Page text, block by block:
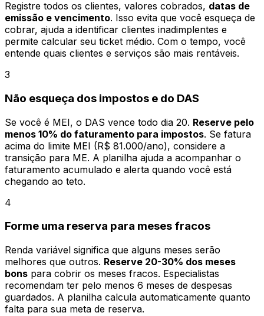
Registre todos os clientes, valores cobrados, datas de
emissão e vencimento. Isso evita que você esqueça de
cobrar, ajuda a identificar clientes inadimplentes e
permite calcular seu ticket médio. Com o tempo, você
entende quais clientes e serviços são mais rentáveis.
3
Não esqueça dos impostos e do DAS
Se você é MEI, o DAS vence todo dia 20. Reserve pelo
menos 10% do faturamento para impostos. Se fatura
acima do limite MEI (R$ 81.000/ano), considere a
transição para ME. A planilha ajuda a acompanhar o
faturamento acumulado e alerta quando você está
chegando ao teto.
4
Forme uma reserva para meses fracos
Renda variável significa que alguns meses serão
melhores que outros. Reserve 20-30% dos meses
bons para cobrir os meses fracos. Especialistas
recomendam ter pelo menos 6 meses de despesas
guardados. A planilha calcula automaticamente quanto
falta para sua meta de reserva.